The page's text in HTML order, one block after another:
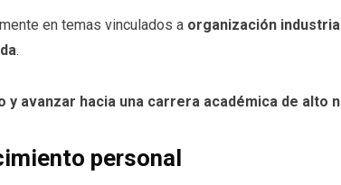
en temas vinculados a organización
.
y avanzar hacia una carrera académica de alto
personal